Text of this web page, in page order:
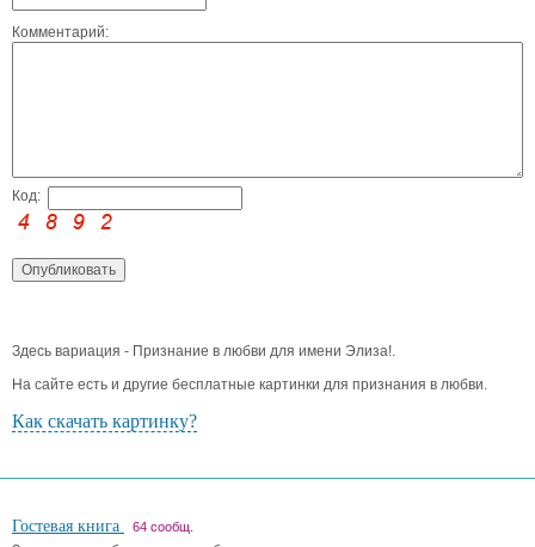
Комментарий:
Код:
Здесь вариация - Признание в любви для имени Элиза!.
На сайте есть и другие бесплатные картинки для признания в любви.
Как скачать картинку?
Гостевая книга 64 сообщ.